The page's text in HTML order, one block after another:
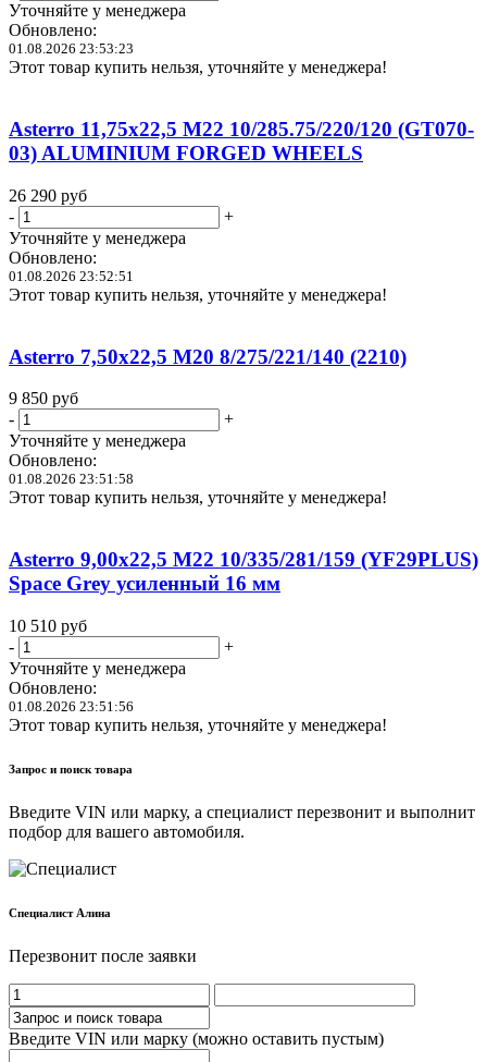
Уточняйте у менеджера
Обновлено:
01.08.2026 23:53:23
Этот товар купить нельзя, уточняйте у менеджера!
Asterro 11,75x22,5 M22 10/285.75/220/120 (GT070-
03) ALUMINIUM FORGED WHEELS
26 290 руб
-
+
Уточняйте у менеджера
Обновлено:
01.08.2026 23:52:51
Этот товар купить нельзя, уточняйте у менеджера!
Asterro 7,50x22,5 M20 8/275/221/140 (2210)
9 850 руб
-
+
Уточняйте у менеджера
Обновлено:
01.08.2026 23:51:58
Этот товар купить нельзя, уточняйте у менеджера!
Asterro 9,00x22,5 M22 10/335/281/159 (YF29PLUS)
Space Grey усиленный 16 мм
10 510 руб
-
+
Уточняйте у менеджера
Обновлено:
01.08.2026 23:51:56
Этот товар купить нельзя, уточняйте у менеджера!
Запрос и поиск товара
Введите VIN или марку, а специалист перезвонит и выполнит
подбор для вашего автомобиля.
Cпециалист Алина
Перезвонит после заявки
Введите VIN или марку (можно оставить пустым)